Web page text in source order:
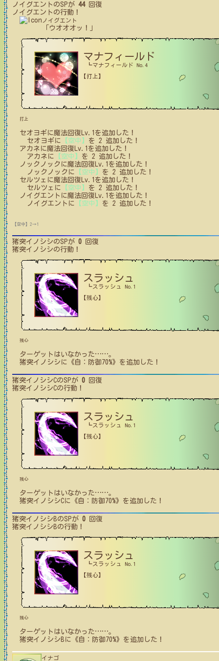
ノイグエント のSPが 44回復
ノイグエント の行動！
ノイグエント
「ウオオオッ！」
マナフィールド
┗マナフィールド No.4
【打上】
打上
セオヨギ に魔法回復Lv.1 を追加した！
セオヨギ に 【空中】 を 2 追加した！
アカネ に魔法回復Lv.1 を追加した！
アカネ に 【空中】 を 2 追加した！
ノックノック に魔法回復Lv.1 を追加した！
ノックノック に 【空中】 を 2 追加した！
セルツェ に魔法回復Lv.1 を追加した！
セルツェ に 【空中】 を 2 追加した！
ノイグエント に魔法回復Lv.1 を追加した！
ノイグエント に 【空中】 を 2 追加した！
【空中】2→1
猪突イノシシのSPが 0 回復
猪突イノシシの行動！
スラッシュ
┗スラッシュ No.1
【残心】
残心
ターゲットはいなかった……。
猪突イノシシ に 《自：防御70%》 を追加した！
猪突イノシシCのSPが 0 回復
猪突イノシシCの行動！
スラッシュ
┗スラッシュ No.1
【残心】
残心
ターゲットはいなかった……。
猪突イノシシCに 《自：防御70%》 を追加した！
猪突イノシシBのSPが 0 回復
猪突イノシシBの行動！
スラッシュ
┗スラッシュ No.1
【残心】
残心
ターゲットはいなかった……。
猪突イノシシB に 《自：防御70%》 を追加した！
イナゴ